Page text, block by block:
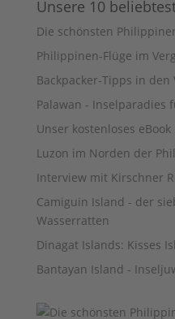
Unsere 10
Die schönsten
Philippinen-Flüge im
Backpacker-Tipps in den
Palawan - Inselparadies
Unser kostenloses eBook
Luzon im Norden der
Interview mit Kirschner
Camiguin Island - der
Wasserratten
Dinagat Islands: Kisses
Bantayan Island -